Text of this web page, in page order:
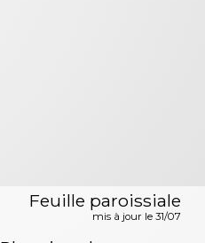
Feuille paroissiale
mis à jour le 31/07